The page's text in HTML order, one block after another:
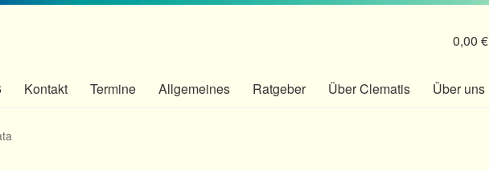
0,00€
Kontakt Termine Allgemeines Ratgeber Über Clematis Über uns